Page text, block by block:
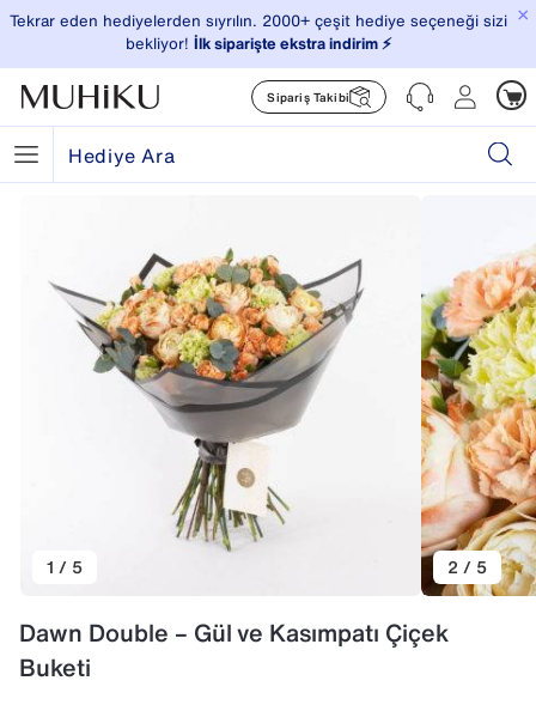
×
Tekrar eden hediyelerden sıyrılın. 2000+ çeşit hediye seçeneği sizi
bekliyor! İlk siparişte ekstra indirim ⚡️
Sipariş Takibi
1 / 5 2 / 5
Dawn Double – Gül ve Kasımpatı Çiçek
Buketi